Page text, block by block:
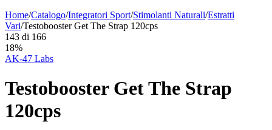
Home/Catalogo/Integratori Sport/Stimolanti Naturali/Estratti
Vari/Testobooster Get The Strap 120cps
143 di 166
18%
AK-47 Labs
Testobooster Get The Strap
120cps